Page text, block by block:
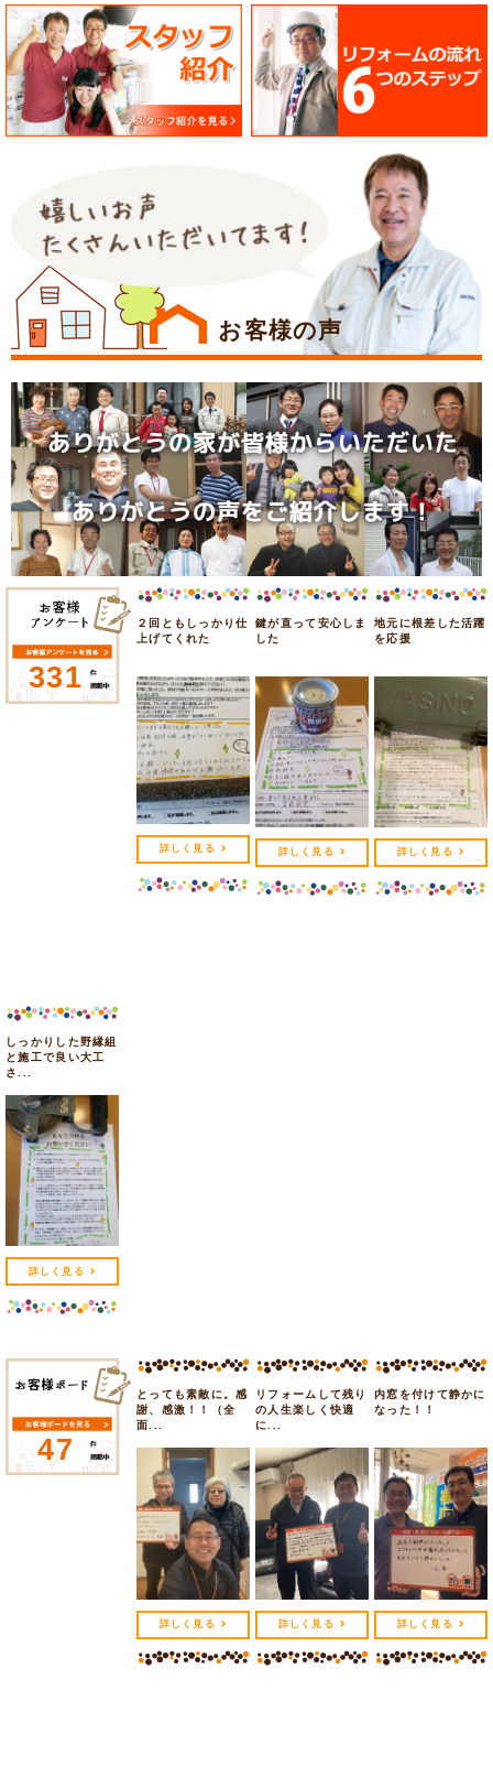
お客様の声
331
２回ともしっかり仕
上げてくれた
詳しく見る
鍵が直って安心しま
した
詳しく見る
地元に根差した活躍
を応援
詳しく見る
しっかりした野縁組
と施工で良い大工
さ...
詳しく見る
47
とっても素敵に。感
謝、感激！！（全
面...
詳しく見る
リフォームして残り
の人生楽しく快適
に...
詳しく見る
内窓を付けて静かに
なった！！
詳しく見る